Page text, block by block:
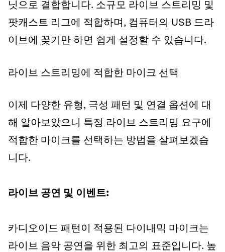
닛으로 결합합니다. 소규모 라이브 스트리밍 및
팟캐스트 리그에 적합하며, 컴퓨터의 USB 드라
이브에 꽂기만 하면 쉽게 설정할 수 있습니다.
라이브 스트리밍에 적합한 마이크 선택
이제 다양한 유형, 극성 패턴 및 연결 옵션에 대
해 알아보았으니 특정 라이브 스트리밍 요구에
적합한 마이크를 선택하는 방법을 살펴보겠습
니다.
라이브 공연 및 이벤트:
카디오이드 패턴이 적용된 다이내믹 마이크는
라이브 음악 공연을 위한 최고의 표준입니다. 높